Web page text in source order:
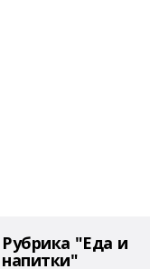
Рубрика "Еда и
напитки"